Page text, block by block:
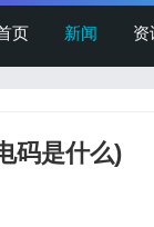
页 新闻 资
码是什么)